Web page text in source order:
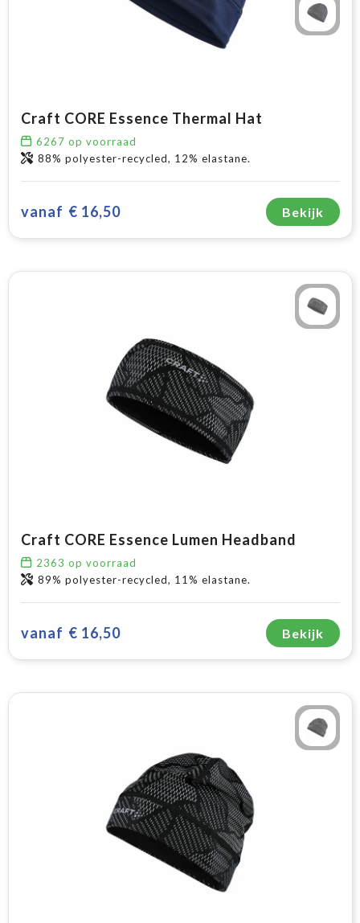
Craft CORE Essence Thermal Hat
6267 op voorraad
88% polyester-recycled, 12% elastane.
vanaf € 16,50 Bekijk
Craft CORE Essence Lumen Headband
2363 op voorraad
89% polyester-recycled, 11% elastane.
vanaf € 16,50 Bekijk